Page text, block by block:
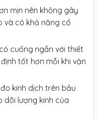
mịn nên không gây
và có khả năng cố
cuống ngắn với thiết
tốt hơn mỗi khi vận
kinh dịch trên bầu
dõi lượng kinh của